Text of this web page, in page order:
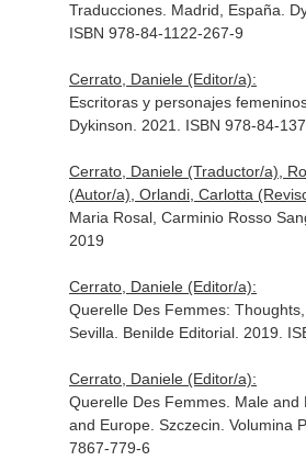
Traducciones. Madrid, España.
ISBN 978-84-1122-267-9
Cerrato, Daniele (Editor/a):
Escritoras y personajes
Dykinson. 2021. ISBN 978-84-
Cerrato, Daniele (Traductor/a),
(Autor/a), Orlandi, Carlotta
Maria Rosal, Carminio Rosso
2019
Cerrato, Daniele (Editor/a):
Querelle Des Femmes: Thoughts,
Sevilla. Benilde Editorial. 2019.
Cerrato, Daniele (Editor/a):
Querelle Des Femmes. Male and
and Europe. Szczecin. Volumina
7867-779-6